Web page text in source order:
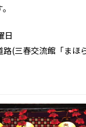
日
(三春交流館「まほ